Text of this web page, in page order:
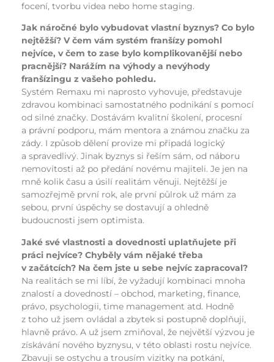
focení, tvorbu videa nebo home staging.
Jak náročné bylo vybudovat vlastní byznys? Co bylo
nejtěžší? V čem vám systém franšízy pomohl
nejvíce, v čem to zase bylo komplikovanější nebo
pracnější? Narážím na výhody a nevýhody
franšízingu z vašeho pohledu.
Systém Remaxu mi naprosto vyhovuje, představuje
zdravou kombinaci samostatného podnikání s pomocí
od silné značky. Dostávám kvalitní školení, procesní
a právní podporu, mám mentora a známou značku za
zády. I způsob dělení provize mi připadá logický
a spravedlivý. Jinak byznys si řeším sám, od náboru
nemovitosti až po předání novému majiteli. Je jen na
mně kolik času a úsilí realitám věnuji. Nejtěžší je
samozřejmě první rok, ale první půlrok už mám za
sebou, první úspěchy se dostavují a ohledně
budoucnosti jsem optimista.
Jaké své vlastnosti a dovednosti uplatňujete při
práci nejvíce? Chyběly vám nějaké třeba
v začátcích? Na čem jste u sebe nejvíc zapracoval?
Na realitách se mi líbí, že vyžadují kombinaci mnoha
znalostí a dovedností – obchod, marketing, finance,
právo, psychologii, time management atd. Hodně
z toho už jsem ovládal a zbytek si postupně doplňuji,
hlavně právo. A už jsem zmiňoval, že největší výzvou je
získávání nového byznysu, v této oblasti rostu nejvíce.
Zbavuji se ostychu a trousím vizitky na potkání,